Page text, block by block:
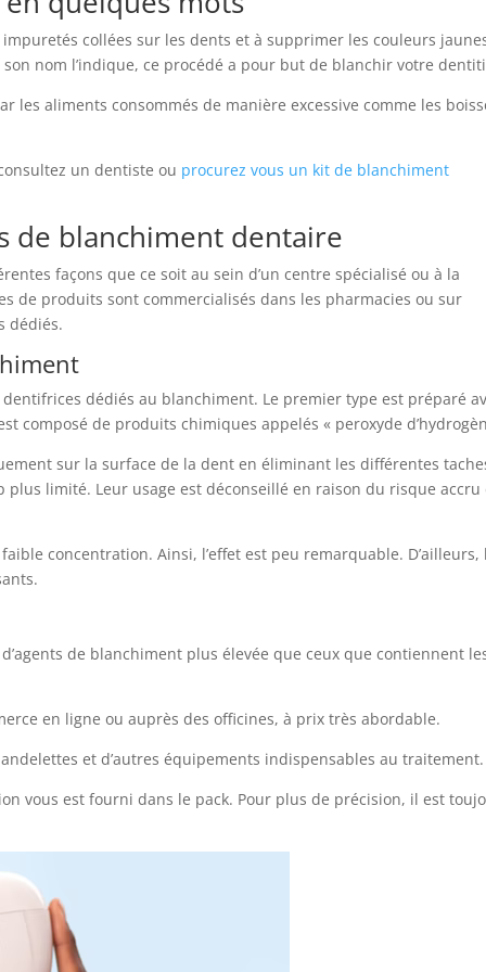
collées sur les dents et à supprimer les couleurs
nom l’indique, ce procédé a pour but de blanchir votre
les aliments consommés de manière excessive comme les
un dentiste ou procurez vous un kit de blanchiment
de blanchiment dentaire
façons que ce soit au sein d’un centre spécialisé ou à la
de produits sont commercialisés dans les pharmacies ou sur
dédiés.
dédiés au blanchiment. Le premier type est préparé
composé de produits chimiques appelés « peroxyde
sur la surface de la dent en éliminant les différentes
plus limité. Leur usage est déconseillé en raison du risque accru
concentration. Ainsi, l’effet est peu remarquable. D’ailleurs,
de blanchiment plus élevée que ceux que contiennent
en ligne ou auprès des officines, à prix très abordable.
et d’autres équipements indispensables au traitement.
vous est fourni dans le pack. Pour plus de précision, il est